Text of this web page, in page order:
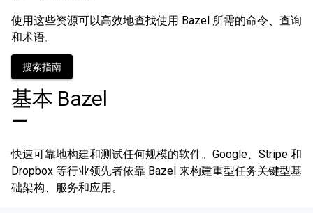
使用这些资源可以高效地查找使用 Bazel 所需的命令、查询
和术语。
搜索指南
基本 Bazel
—
快速可靠地构建和测试任何规模的软件。Google、Stripe 和
Dropbox 等行业领先者依靠 Bazel 来构建重型任务关键型基
础架构、服务和应用。